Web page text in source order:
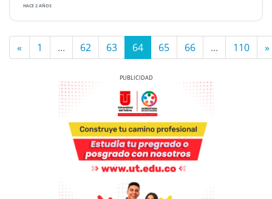
HACE 2 AÑOS
« 1 ... 62 63 64 65 66 ... 110 »
Previous